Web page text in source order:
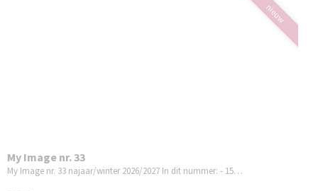
nieuw
My Image nr. 33
My Image nr. 33 najaar/winter 2026/2027 In dit nummer: - 15…